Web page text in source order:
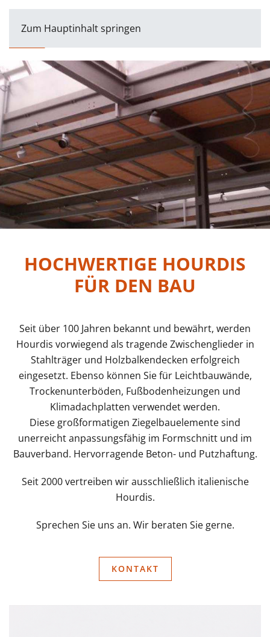
Zum Hauptinhalt springen
HOCHWERTIGE HOURDIS
FÜR DEN BAU
Seit über 100 Jahren bekannt und bewährt, werden
Hourdis vorwiegend als tragende Zwischenglieder in
Stahlträger und Holzbalkendecken erfolgreich
eingesetzt. Ebenso können Sie für Leichtbauwände,
Trockenunterböden, Fußbodenheizungen und
Klimadachplatten verwendet werden.
Diese großformatigen Ziegelbauelemente sind
unerreicht anpassungsfähig im Formschnitt und im
Bauverband. Hervorragende Beton- und Putzhaftung.
Seit 2000 vertreiben wir ausschließlich italienische
Hourdis.
Sprechen Sie uns an. Wir beraten Sie gerne.
KONTAKT